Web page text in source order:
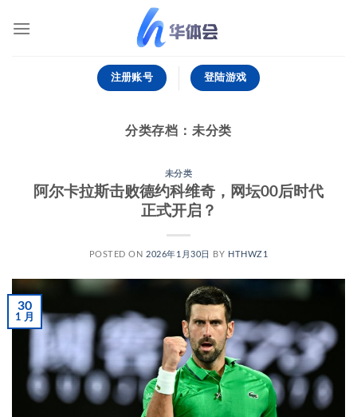
注册账号 登陆游戏
分类存档： 未分类
未分类
阿尔卡拉斯击败德约科维奇，网坛00后时代
正式开启？
POSTED ON 2026年1月30日 BY HTHWZ1
30
1 月